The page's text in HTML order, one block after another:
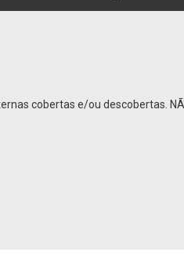
cobertas e/ou descobertas.